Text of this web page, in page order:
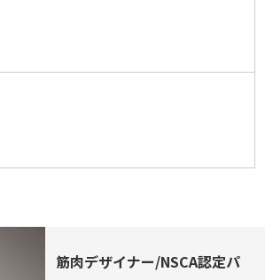
筋肉デザイナー/NSCA認定パ